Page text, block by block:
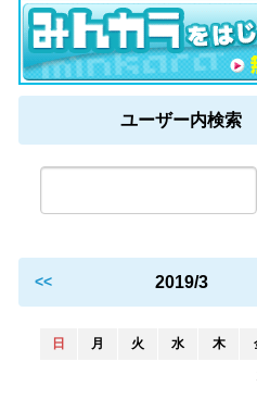
ユーザー内検索
<< 2019/3
日 月 火 水 木